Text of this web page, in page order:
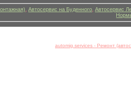
Автосервис на Буденного Автосервис
automig.services - Ремонт